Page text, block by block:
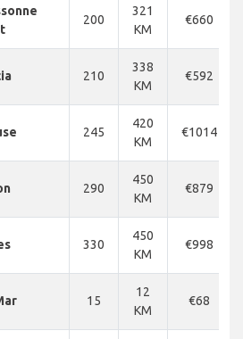
200
321
KM
€660
210
338
KM
€592
245
420
KM
€1014
290
450
KM
€879
330
450
KM
€998
15
12
KM
€68